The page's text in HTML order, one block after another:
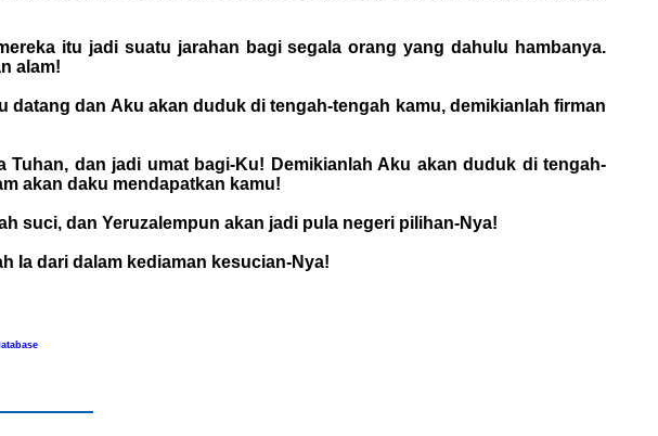
itu jadi suatu jarahan bagi segala orang yang dahulu hambanya.
alam!
dan Aku akan duduk di tengah-tengah kamu, demikianlah firman
dan jadi umat bagi-Ku! Demikianlah Aku akan duduk di tengah-
akan daku mendapatkan kamu!
suci, dan Yeruzalempun akan jadi pula negeri pilihan-Nya!
Ia dari dalam kediaman kesucian-Nya!